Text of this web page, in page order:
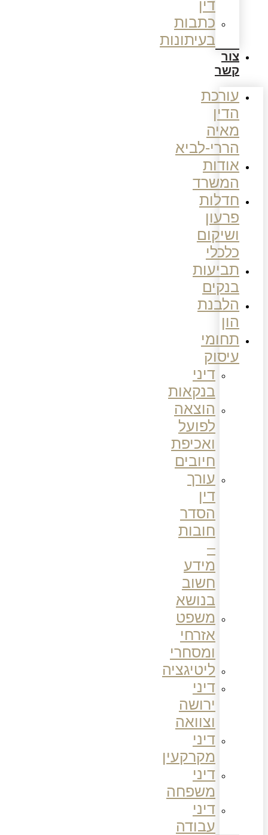
דין
כתבות
בעיתונות
צור
קשר
עורכת
הדין
מאיה
הררי-לביא
אודות
המשרד
חדלות
פרעון
ושיקום
כלכלי
תביעות
בנקים
הלבנת
הון
תחומי
עיסוק
דיני
בנקאות
הוצאה
לפועל
ואכיפת
חיובים
עורך
דין
הסדר
חובות
מידע
חשוב
בנושא
משפט
אזרחי
ומסחרי
ליטיגציה
דיני
ירושה
וצוואה
דיני
מקרקעין
דיני
משפחה
דיני
עבודה